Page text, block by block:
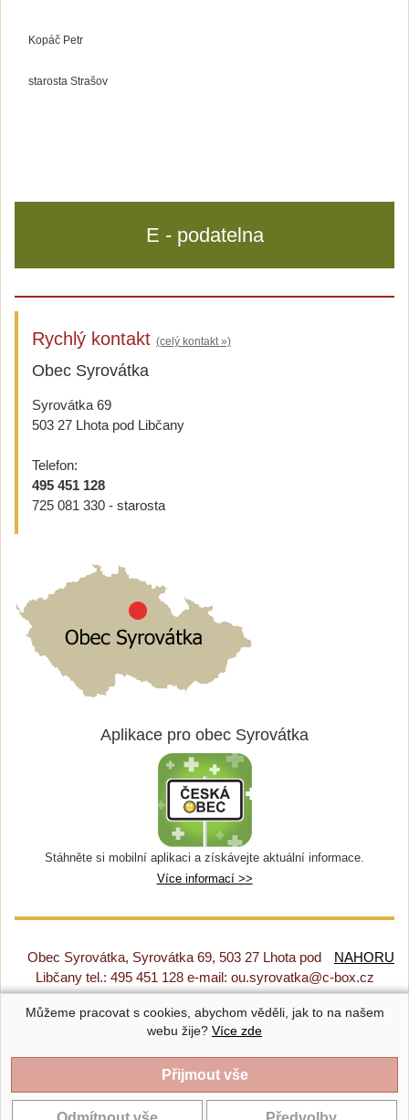
Kopáč Petr
starosta Strašov
E - podatelna
Rychlý kontakt (celý kontakt »)
Obec Syrovátka
Syrovátka 69
503 27 Lhota pod Libčany
Telefon:
495 451 128
725 081 330 - starosta
Aplikace pro obec Syrovátka
Stáhněte si mobilní aplikaci a získávejte aktuální informace.
Více informací >>
NAHORU
Obec Syrovátka, Syrovátka 69, 503 27 Lhota pod
Libčany tel.: 495 451 128 e-mail: ou.syrovatka@c-box.cz
Prohlášení o přístupnosti|Původní web|Nastavení cookies
Syrovátka |Provozováno na systému CMS-OBCE | Vyrobil
INET-SERVIS.CZ
| 2018 - 2026
Můžeme pracovat s cookies, abychom věděli, jak to na našem
webu žije? Více zde